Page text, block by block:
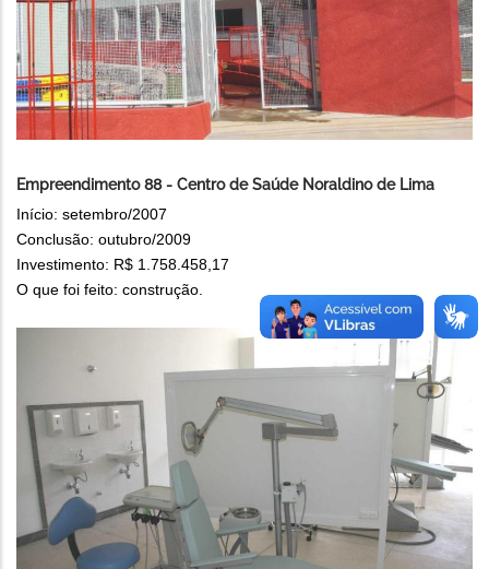
Empreendimento 88 - Centro de Saúde Noraldino de Lima
Início: setembro/2007
Conclusão: outubro/2009
Investimento: R$ 1.758.458,17
O que foi feito: construção.